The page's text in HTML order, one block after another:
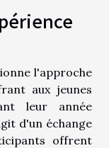
l'approche
aux jeunes
leur année
d'un échange
offrent